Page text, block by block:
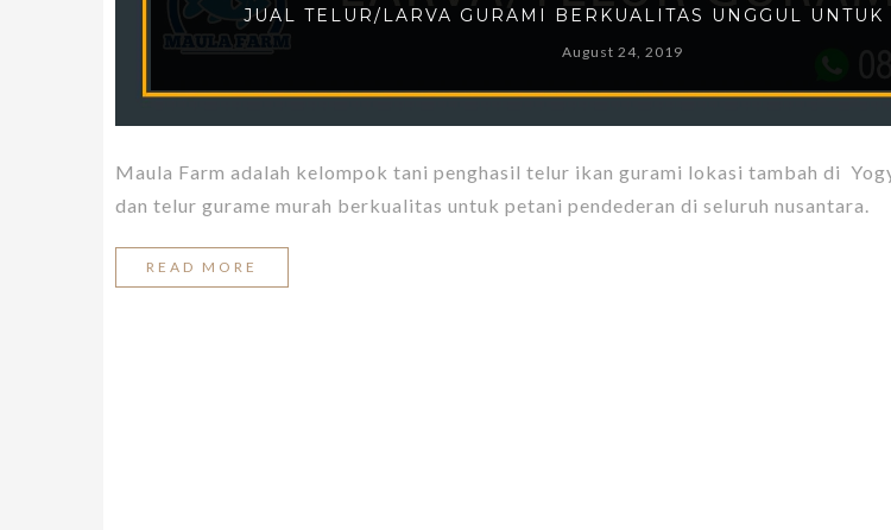
JUAL TELUR/LARVA GURAMI BERKUALITAS UNGGUL UNTUK
August 24, 2019
Maula Farm adalah kelompok tani penghasil telur ikan gurami lokasi tambah di
dan telur gurame murah berkualitas untuk petani pendederan di seluruh nusantara.
READ MORE